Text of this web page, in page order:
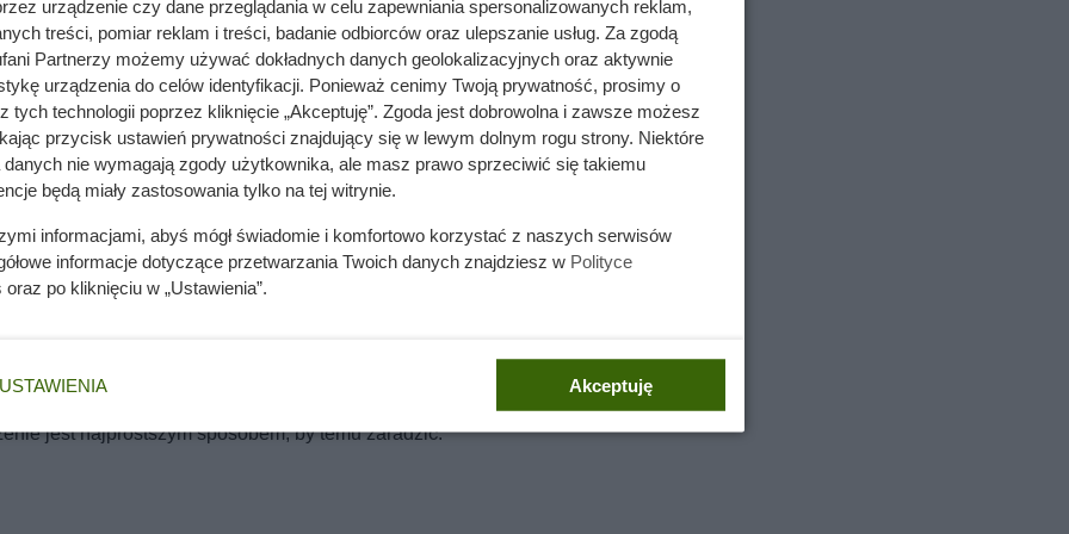
wchodzi do domów. Polacy nie wiedzą, jak reagować
by wzmocnić je przed kolejnym sezonem. Z kolei malin jesiennych
zazwyczaj wystarcza zasilenie wiosenne, o ile rosną na żyznej
drugie nawożenie latem.
musi być regularne, bo zapas składników w ograniczonej ilości ziemi
podać nawóz organiczny, a aby nie dopuścić do niedoborów, od
Żółknięcie liści na krzewach może wskazywać na brak żelaza,
jest najprostszym sposobem, by temu zaradzić.
urządzenie czy dane przeglądania w celu zapewniania spersonalizowanych reklam,
treści, pomiar reklam i treści, badanie odbiorców oraz ulepszanie usług. Za zgodą
Partnerzy możemy używać dokładnych danych geolokalizacyjnych oraz aktywnie
urządzenia do celów identyfikacji. Ponieważ cenimy Twoją prywatność, prosimy o
tych technologii poprzez kliknięcie „Akceptuję”. Zgoda jest dobrowolna i zawsze możesz
przycisk ustawień prywatności znajdujący się w lewym dolnym rogu strony. Niektóre
danych nie wymagają zgody użytkownika, ale masz prawo sprzeciwić się takiemu
będą miały zastosowania tylko na tej witrynie.
informacjami, abyś mógł świadomie i komfortowo korzystać z naszych serwisów
informacje dotyczące przetwarzania Twoich danych znajdziesz w Polityce
oraz po kliknięciu w „Ustawienia”.
USTAWIENIA Akceptuję